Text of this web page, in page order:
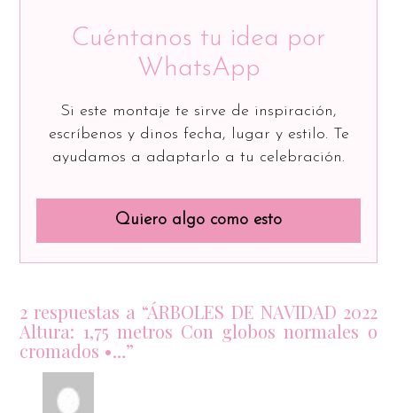
Cuéntanos tu idea por
WhatsApp
Si este montaje te sirve de inspiración,
escríbenos y dinos fecha, lugar y estilo. Te
ayudamos a adaptarlo a tu celebración.
Quiero algo como esto
2 respuestas a “ÁRBOLES DE NAVIDAD 2022
Altura: 1,75 metros Con globos normales o
cromados •…”